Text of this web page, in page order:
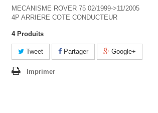
MECANISME ROVER 75 02/1999->11/2005
4P ARRIERE COTE CONDUCTEUR
4 Produits
Tweet Partager Google+
Imprimer